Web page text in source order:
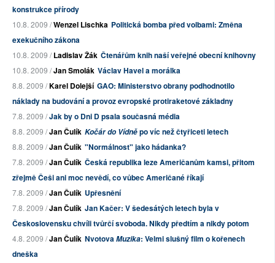
konstrukce přírody
10.8. 2009 /Wenzel Lischka Politická bomba před volbami: Změna
exekučního zákona
10.8. 2009 /Ladislav Žák Čtenářům knih naší veřejné obecní knihovny
10.8. 2009 /Jan Smolák Václav Havel a morálka
8.8. 2009 /Karel Dolejší GAO: Ministerstvo obrany podhodnotilo
náklady na budování a provoz evropské protiraketové základny
7.8. 2009 /Jak by o Dni D psala současná média
8.8. 2009 /Jan Čulík Kočár do Vídněpo víc než čtyřiceti letech
8.8. 2009 /Jan Čulík "Normálnost" jako hádanka?
7.8. 2009 /Jan Čulík Česká republika leze Američanům kamsi, přitom
zřejmě Češi ani moc nevědí, co vůbec Američané říkají
7.8. 2009 /Jan Čulík Upřesnění
7.8. 2009 /Jan Čulík Jan Kačer: V šedesátých letech byla v
Československu chvíli tvůrčí svoboda. Nikdy předtím a nikdy potom
4.8. 2009 /Jan Čulík NvotovaMuzika: Velmi slušný film o kořenech
dneška